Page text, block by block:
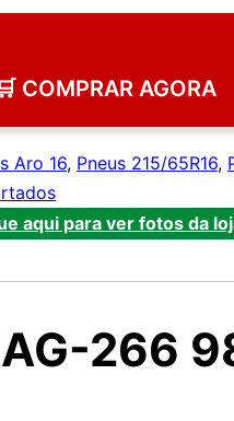
COMPRAR AGORA
Aro 16, Pneus 215/65R16,
aqui para ver fotos da
266